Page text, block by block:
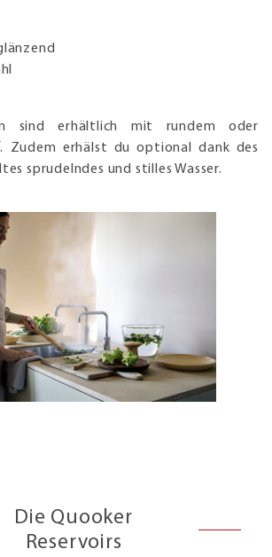
sind erhältlich mit rundem oder
Zudem erhälst du optional dank des
sprudelndes und stilles Wasser.
Die Quooker
Reservoirs